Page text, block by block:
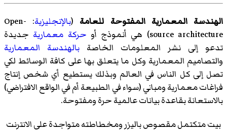
الهندسة المعمارية المفتوحة للعامة (بالإنجليزية
: Open-
source architecture) هي أنموذج أو
حركة معمارية جديدة
تدعو إلى نشر المعلومات الخاصة بالهندسة المعمارية
والتصاميم المعمارية وكل ما يتعلق بها على كافة الوسائط لكي
تصل إلى كل الناس في العالم وبذلك يستطيع أي شخص إنتاج
فراغات معمارية ومباني (سواء في الطبيعة أم في الواقع الافتراضي)
بالاستعانة بقاعدة بيانات عالمية حرة ومفتوحة.
بيت متكتمل مقصوص باليزر ومخطاطته متواجدة على الانترنت